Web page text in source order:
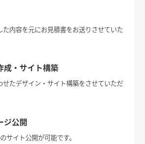
た内容を元にお見積書をお送りさせていた
成・サイト構築
せたデザイン・サイト構築をさせていただ
ジ公開
サイト公開が可能です。